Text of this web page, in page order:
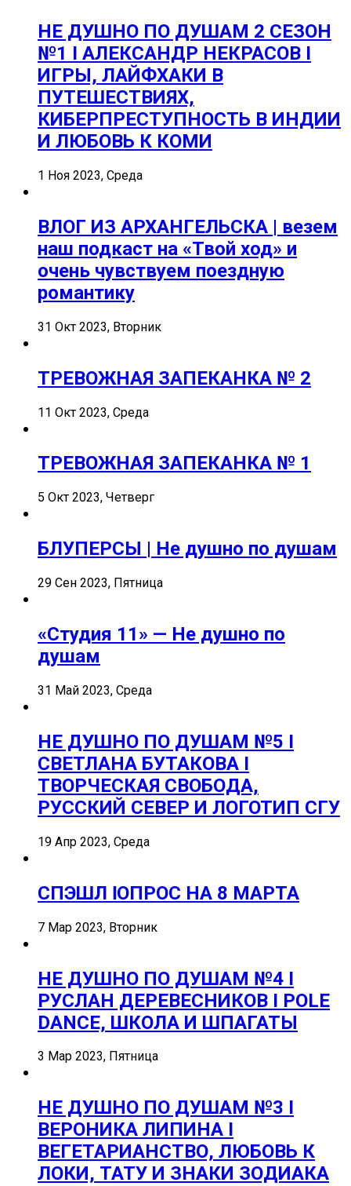
НЕ ДУШНО ПО ДУШАМ 2 СЕЗОН
№1 I АЛЕКСАНДР НЕКРАСОВ I
ИГРЫ, ЛАЙФХАКИ В
ПУТЕШЕСТВИЯХ,
КИБЕРПРЕСТУПНОСТЬ В ИНДИИ
И ЛЮБОВЬ К КОМИ
1 Ноя 2023, Среда
ВЛОГ ИЗ АРХАНГЕЛЬСКА | везем
наш подкаст на «Твой ход» и
очень чувствуем поездную
романтику
31 Окт 2023, Вторник
ТРЕВОЖНАЯ ЗАПЕКАНКА № 2
11 Окт 2023, Среда
ТРЕВОЖНАЯ ЗАПЕКАНКА № 1
5 Окт 2023, Четверг
БЛУПЕРСЫ | Не душно по душам
29 Сен 2023, Пятница
«Студия 11» — Не душно по
душам
31 Май 2023, Среда
НЕ ДУШНО ПО ДУШАМ №5 I
СВЕТЛАНА БУТАКОВА I
ТВОРЧЕСКАЯ СВОБОДА,
РУССКИЙ СЕВЕР И ЛОГОТИП СГУ
19 Апр 2023, Среда
СПЭШЛ ӏ ОПРОС НА 8 МАРТА
7 Мар 2023, Вторник
НЕ ДУШНО ПО ДУШАМ №4 I
РУСЛАН ДЕРЕВЕСНИКОВ I POLE
DANCE, ШКОЛА И ШПАГАТЫ
3 Мар 2023, Пятница
НЕ ДУШНО ПО ДУШАМ №3 I
ВЕРОНИКА ЛИПИНА I
ВЕГЕТАРИАНСТВО, ЛЮБОВЬ К
ЛОКИ, ТАТУ И ЗНАКИ ЗОДИАКА